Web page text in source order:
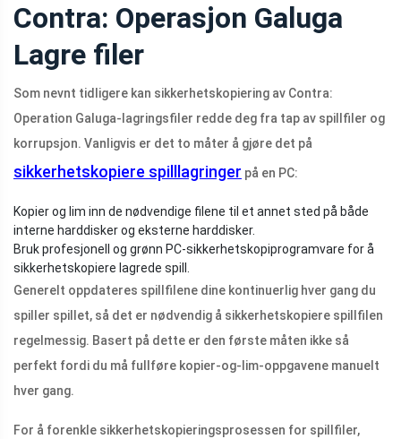
Contra: Operasjon Galuga
Lagre filer
Som nevnt tidligere kan sikkerhetskopiering av Contra:
Operation Galuga-lagringsfiler redde deg fra tap av spillfiler og
korrupsjon. Vanligvis er det to måter å gjøre det på
sikkerhetskopiere spilllagringer på en PC:
Kopier og lim inn de nødvendige filene til et annet sted på både
interne harddisker og eksterne harddisker.
Bruk profesjonell og grønn PC-sikkerhetskopiprogramvare for å
sikkerhetskopiere lagrede spill.
Generelt oppdateres spillfilene dine kontinuerlig hver gang du
spiller spillet, så det er nødvendig å sikkerhetskopiere spillfilen
regelmessig. Basert på dette er den første måten ikke så
perfekt fordi du må fullføre kopier-og-lim-oppgavene manuelt
hver gang.
For å forenkle sikkerhetskopieringsprosessen for spillfiler,